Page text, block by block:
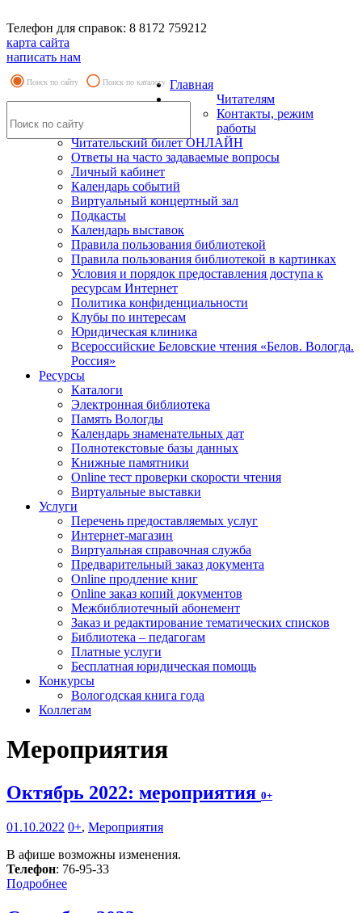
Телефон для справок: 8 8172 759212
карта сайта
написать нам
Поиск по сайту Поиск по каталогу Главная
Читателям
Контакты, режим
работы
Читательский билет ОНЛАЙН
Ответы на часто задаваемые вопросы
Личный кабинет
Календарь событий
Виртуальный концертный зал
Подкасты
Календарь выставок
Правила пользования библиотекой
Правила пользования библиотекой в картинках
Условия и порядок предоставления доступа к
ресурсам Интернет
Политика конфиденциальности
Клубы по интересам
Юридическая клиника
Всероссийские Беловские чтения «Белов. Вологда.
Россия»
Ресурсы
Каталоги
Электронная библиотека
Память Вологды
Календарь знаменательных дат
Полнотекстовые базы данных
Книжные памятники
Online тест проверки скорости чтения
Виртуальные выставки
Услуги
Перечень предоставляемых услуг
Интернет-магазин
Виртуальная справочная служба
Предварительный заказ документа
Online продление книг
Online заказ копий документов
Межбиблиотечный абонемент
Заказ и редактирование тематических списков
Библиотека – педагогам
Платные услуги
Бесплатная юридическая помощь
Конкурсы
Вологодская книга года
Коллегам
Мероприятия
Октябрь 2022: мероприятия 0+
01.10.2022 0+, Мероприятия
В афише возможны изменения.
Телефон: 76-95-33
Подробнее